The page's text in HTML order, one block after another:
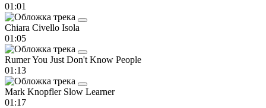
01:01
Chiara Civello Isola
01:05
RumerYou Just Don't Know People
01:13
Mark Knopfler Slow Learner
01:17